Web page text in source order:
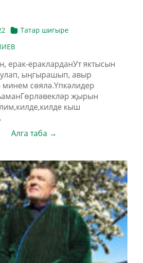
Татар шигыре
ерак-еракларданУт яктысын
ыңгырашып, авыр
минем сөялә.Үпкәлидер
җырын
кыш
Алга таба →